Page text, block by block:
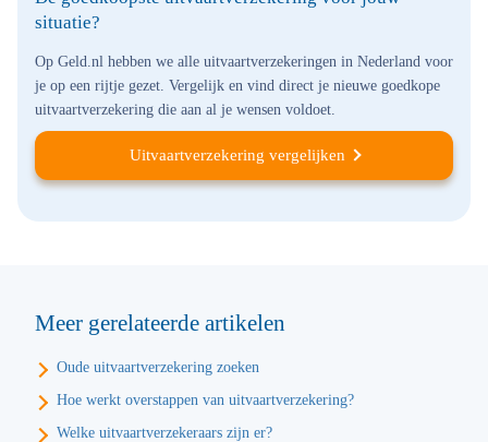
situatie?
Op Geld.nl hebben we alle uitvaartverzekeringen in Nederland voor
je op een rijtje gezet. Vergelijk en vind direct je nieuwe goedkope
uitvaartverzekering die aan al je wensen voldoet.
Uitvaartverzekering vergelijken
Meer gerelateerde artikelen
Oude uitvaartverzekering zoeken
Hoe werkt overstappen van uitvaartverzekering?
Welke uitvaartverzekeraars zijn er?